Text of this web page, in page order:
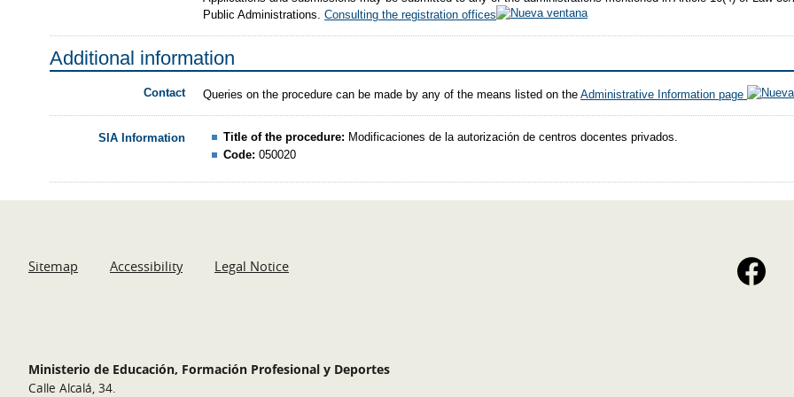
Public Administrations.Consulting the registration offices
Additional information
Contact Queries on the procedure can be made by any of the means listed on theAdministrative Information page
SIA Information Title of the procedure: Modificaciones de la autorización de centros docentes privados.
Code:050020
Sitemap Accessibility Legal Notice
Ministerio de Educación, Formación Profesional y Deportes
Calle Alcalá, 34.